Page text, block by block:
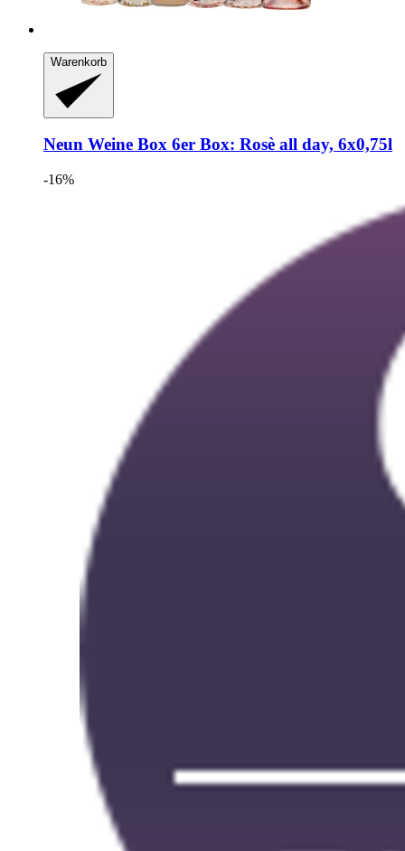
Warenkorb
Neun Weine Box 6er Box: Rosè all day, 6x0,75l
-16%